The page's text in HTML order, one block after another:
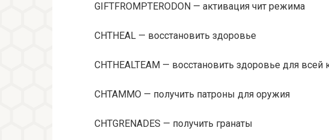
GIFTFROMPTERODON — активация чит режима
CHTHEAL — восстановить здоровье
CHTHEALTEAM — восстановить здоровье для
CHTAMMO — получить патроны для оружия
CHTGRENADES — получить гранаты